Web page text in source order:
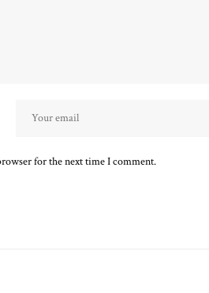
for the next time I comment.